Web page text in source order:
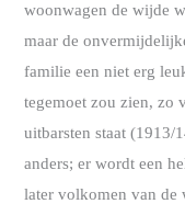
woonwagen de wijde
maar de
familie een niet erg
tegemoet zou zien, zo
uitbarsten staat (1913/
anders; er wordt een
later volkomen van de